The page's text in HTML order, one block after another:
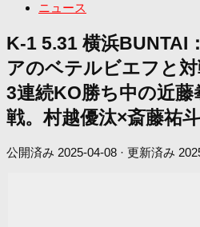
ニュース
K-1 5.31 横浜BUNTAI
アのベテルビエフと対
3連続KO勝ち中の近
戦。村越優汰×斎藤祐
公開済み 2025-04-08 · 更新済み